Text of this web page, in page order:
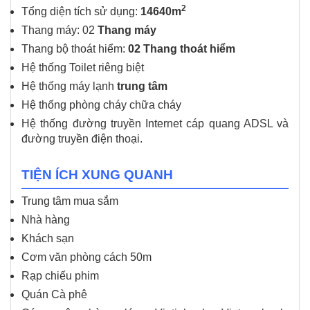
Tổng diện tích sử dụng: 14640m2
Thang máy: 02 Thang máy
Thang bộ thoát hiểm: 02 Thang thoát hiểm
Hệ thống Toilet riêng biệt
Hệ thống máy lạnh trung tâm
Hệ thống phòng cháy chữa cháy
Hệ thống đường truyền Internet cáp quang ADSL và
đường truyền điện thoại.
TIỆN ÍCH XUNG QUANH
Trung tâm mua sắm
Nhà hàng
Khách sạn
Cơm văn phòng cách 50m
Rạp chiếu phim
Quán Cà phê